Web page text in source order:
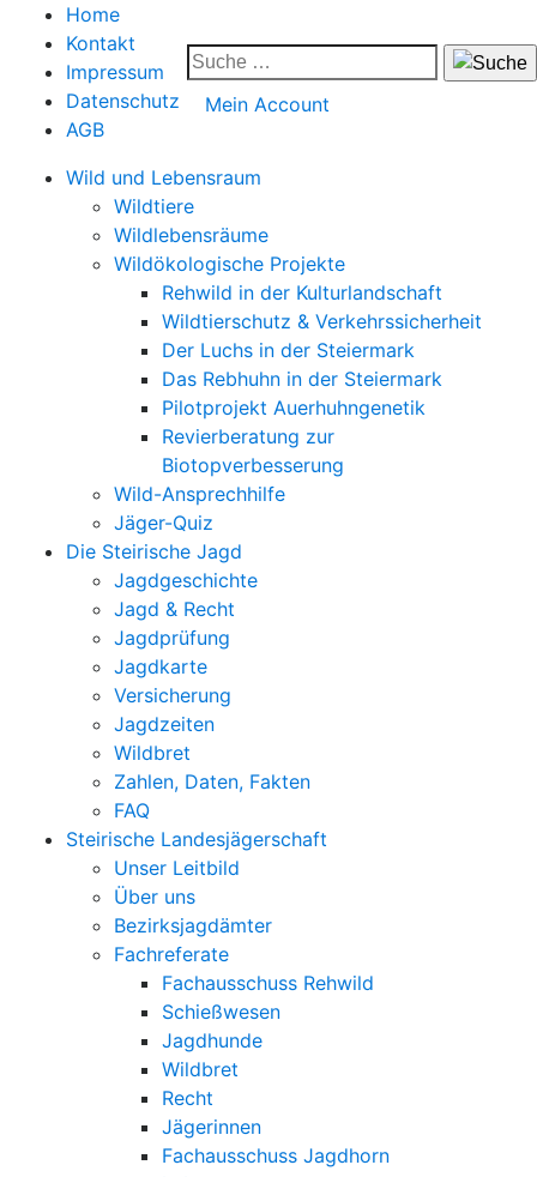
Home
Kontakt
Impressum
Datenschutz
AGB
Mein Account
Wild und Lebensraum
Wildtiere
Wildlebensräume
Wildökologische Projekte
Rehwild in der Kulturlandschaft
Wildtierschutz & Verkehrssicherheit
Der Luchs in der Steiermark
Das Rebhuhn in der Steiermark
Pilotprojekt Auerhuhngenetik
Revierberatung zur
Biotopverbesserung
Wild-Ansprechhilfe
Jäger-Quiz
Die Steirische Jagd
Jagdgeschichte
Jagd & Recht
Jagdprüfung
Jagdkarte
Versicherung
Jagdzeiten
Wildbret
Zahlen, Daten, Fakten
FAQ
Steirische Landesjägerschaft
Unser Leitbild
Über uns
Bezirksjagdämter
Fachreferate
Fachausschuss Rehwild
Schießwesen
Jagdhunde
Wildbret
Recht
Jägerinnen
Fachausschuss Jagdhorn